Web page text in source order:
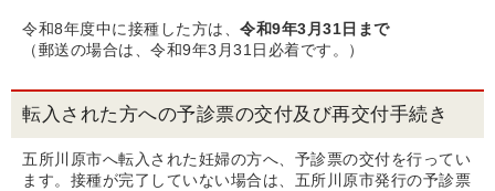
令和8年度中に接種した方は、 令和9年3月31日まで
（郵送の場合は、令和9年3月31日必着です。）
転入された方への予診票の交付及び再交付手続き
五所川原市へ転入された妊婦の方へ、予診票の交付を行ってい
ます。接種が完了していない場合は、五所川原市発行の予診票